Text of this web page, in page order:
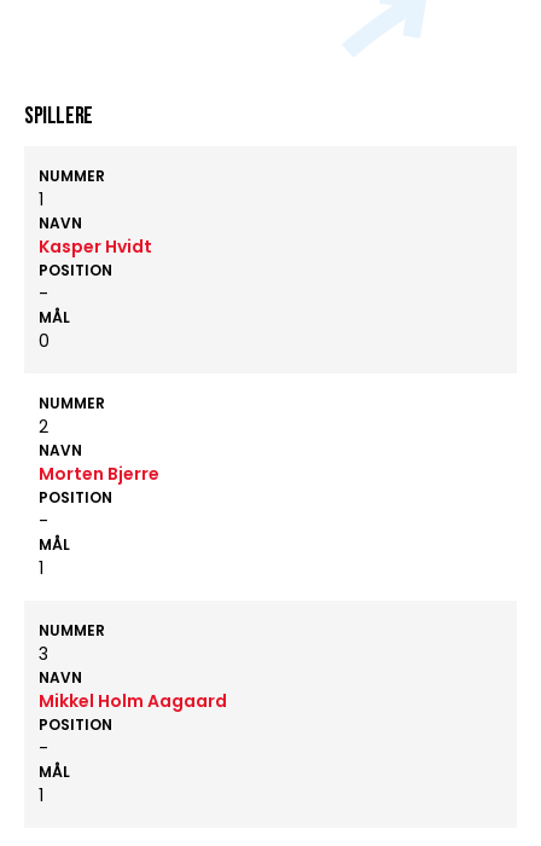
Spillere
NUMMER
1
NAVN
Kasper Hvidt
POSITION
-
MÅL
0
NUMMER
2
NAVN
Morten Bjerre
POSITION
-
MÅL
1
NUMMER
3
NAVN
Mikkel Holm Aagaard
POSITION
-
MÅL
1